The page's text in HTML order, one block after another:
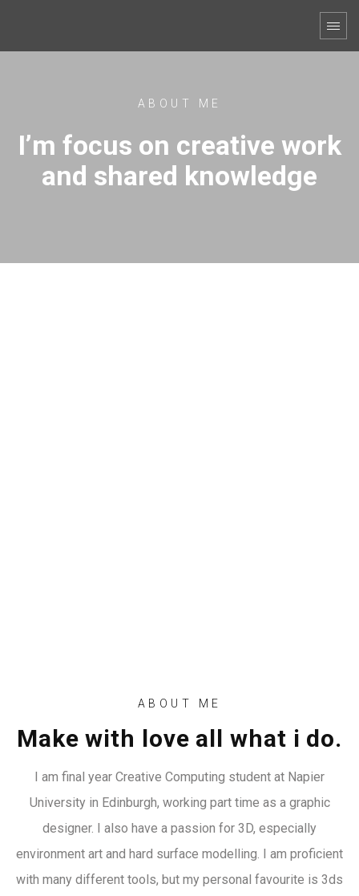
ABOUT ME
I’m focus on creative work
and shared knowledge
ABOUT ME
Make with love all what i do.
I am final year Creative Computing student at Napier
University in Edinburgh, working part time as a graphic
designer. I also have a passion for 3D, especially
environment art and hard surface modelling. I am proficient
with many different tools, but my personal favourite is 3ds